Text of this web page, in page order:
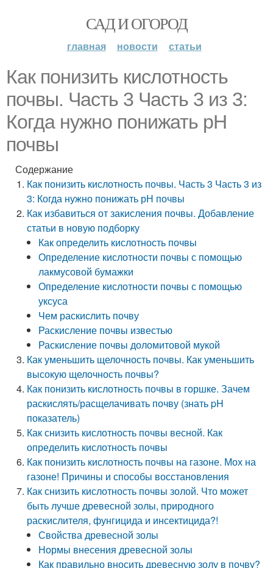
САД И ОГОРОД
главная новости статьи
Как понизить кислотность
почвы. Часть 3 Часть 3 из 3:
Когда нужно понижать рН
почвы
Содержание
Как понизить кислотность почвы. Часть 3 Часть 3 из
3: Когда нужно понижать рН почвы
Как избавиться от закисления почвы. Добавление
статьи в новую подборку
Как определить кислотность почвы
Определение кислотности почвы с помощью
лакмусовой бумажки
Определение кислотности почвы с помощью
уксуса
Чем раскислить почву
Раскисление почвы известью
Раскисление почвы доломитовой мукой
Как уменьшить щелочность почвы. Как уменьшить
высокую щелочность почвы?
Как понизить кислотность почвы в горшке. Зачем
раскислять/расщелачивать почву (знать pH
показатель)
Как снизить кислотность почвы весной. Как
определить кислотность почвы
Как понизить кислотность почвы на газоне. Мох на
газоне! Причины и способы восстановления
Как снизить кислотность почвы золой. Что может
быть лучше древесной золы, природного
раскислителя, фунгицида и инсектицида?!
Свойства древесной золы
Нормы внесения древесной золы
Как правильно вносить древесную золу в почву?